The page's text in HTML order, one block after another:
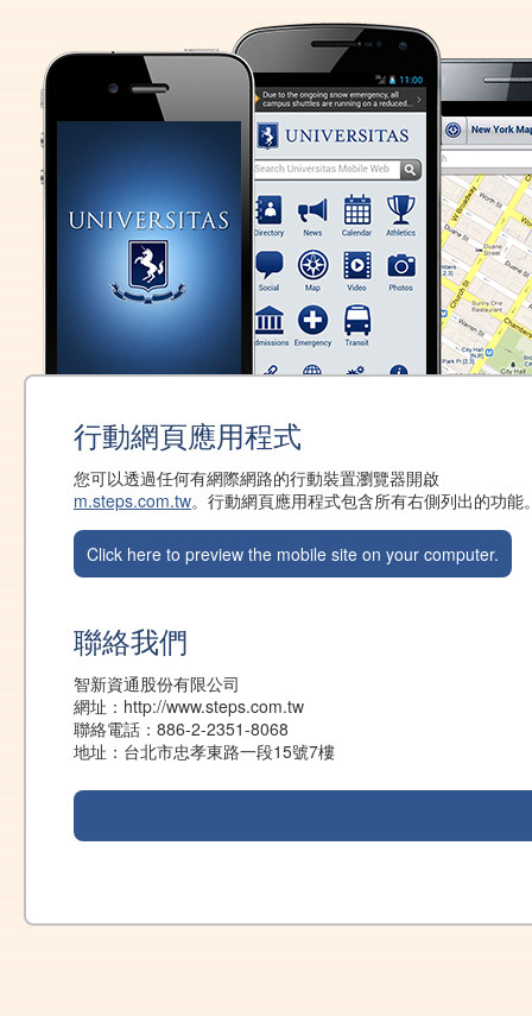
行動網頁應用程式
您可以透過任何有網際網路的行動裝置瀏覽器開啟
m.steps.com.tw。行動網頁應用程式包含所有右側列出的功能
Click here to preview the mobile site on your computer.
聯絡我們
智新資通股份有限公司
網址：http://www.steps.com.tw
聯絡電話：886-2-2351-8068
地址：台北市忠孝東路一段15號7樓